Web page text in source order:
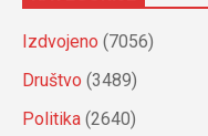
Izdvojeno (7056)
Društvo (3489)
Politika (2640)